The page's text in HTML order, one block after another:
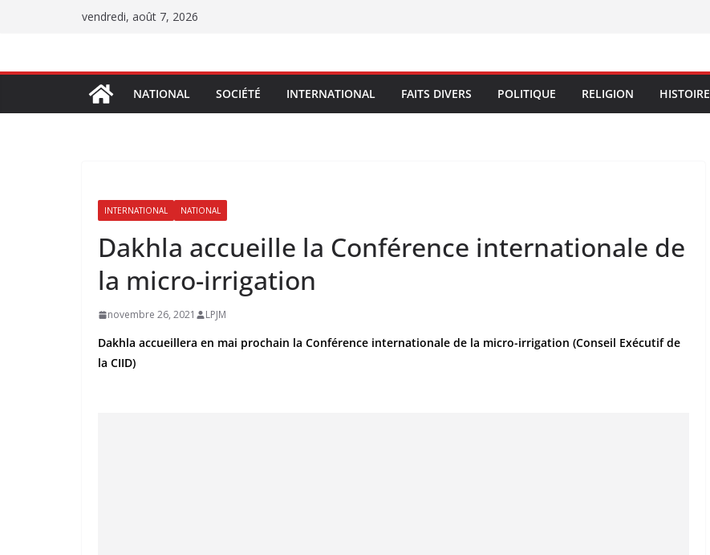
vendredi, août 7, 2026
NATIONAL SOCIÉTÉ INTERNATIONAL FAITS DIVERS POLITIQUE RELIGION HISTOIRE
INTERNATIONAL NATIONAL
Dakhla accueille la Conférence internationale de
la micro-irrigation
novembre 26, 2021 LPJM
Dakhla accueillera en mai prochain la Conférence internationale de la micro-irrigation (Conseil Exécutif de
la CIID)